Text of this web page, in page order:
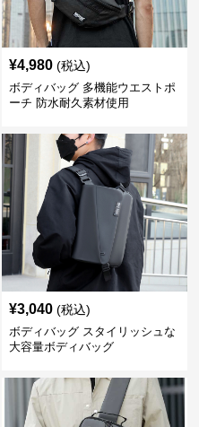
¥4,980 (税込)
ボディバッグ 多機能ウエストポ
ーチ 防水耐久素材使用
¥3,040 (税込)
ボディバッグ スタイリッシュな
大容量ボディバッグ